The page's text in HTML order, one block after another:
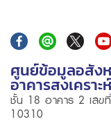
ศูนย์ข้อมูลอสัง
อาคารสงเคราะห์
ชั้น 18 อาคาร 2 เลข
10310